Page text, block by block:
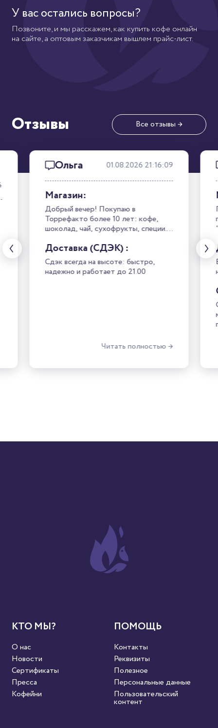
У вас остались вопросы?
Позвоните, и мы расскажем, как купить кофе онлайн
на сайте, а оптовым заказчикам вышлем прайс-лист.
Отзывы Все отзывы →
Ольга 01.08.2026 21:16:09
Магазин:
Добрый вечер! Покупаю в
Торрефакто более 10 лет: кофе,
шоколад, чай, сухофрукты, специи.
продажу специи, мой любимый
зеленый перец?
Доставка (СДЭК) :
Сдэк всегда на высоте: быстро,
надежно и работает до 21.00
Читать полностью →
КТО МЫ?
О нас
Новости
Сертификаты
Пресса
Кофейни
ПОМОЩЬ
Контакты
Реквизиты
Полезное
Персональные данные
Пользовательский
контент